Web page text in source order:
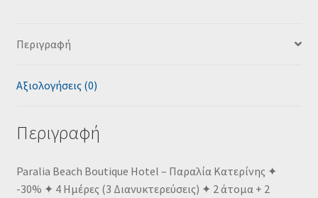
Περιγραφή
Αξιολογήσεις (0)
Περιγραφή
Paralia Beach Boutique Hotel – Παραλία Κατερίνης ✦
-30% ✦ 4 Ημέρες (3 Διανυκτερεύσεις) ✦ 2 άτομα + 2